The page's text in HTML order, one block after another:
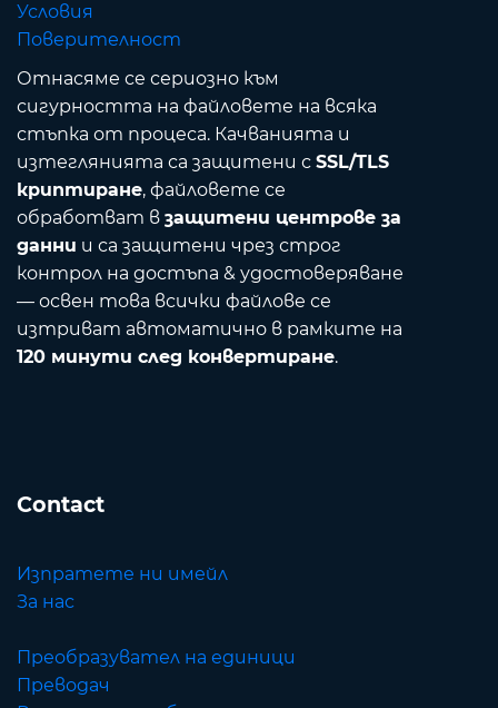
Условия
Поверителност
Отнасяме се сериозно към
сигурността на файловете на всяка
стъпка от процеса. Качванията и
изтеглянията са защитени с SSL/TLS
криптиране, файловете се
обработват в защитени центрове за
данни и са защитени чрез строг
контрол на достъпа & удостоверяване
— освен това всички файлове се
изтриват автоматично в рамките на
120 минути след конвертиране.
Contact
Изпратете ни имейл
За нас
Преобразувател на единици
Преводач